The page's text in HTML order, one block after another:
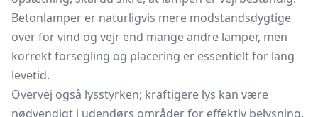
Betonlamper er naturligvis mere modstandsdygtige
over for vind og vejr end mange andre lamper, men
korrekt forsegling og placering er essentielt for lang
levetid.
Overvej også lysstyrken; kraftigere lys kan være
nødvendigt i udendørs områder for effektiv belysning.